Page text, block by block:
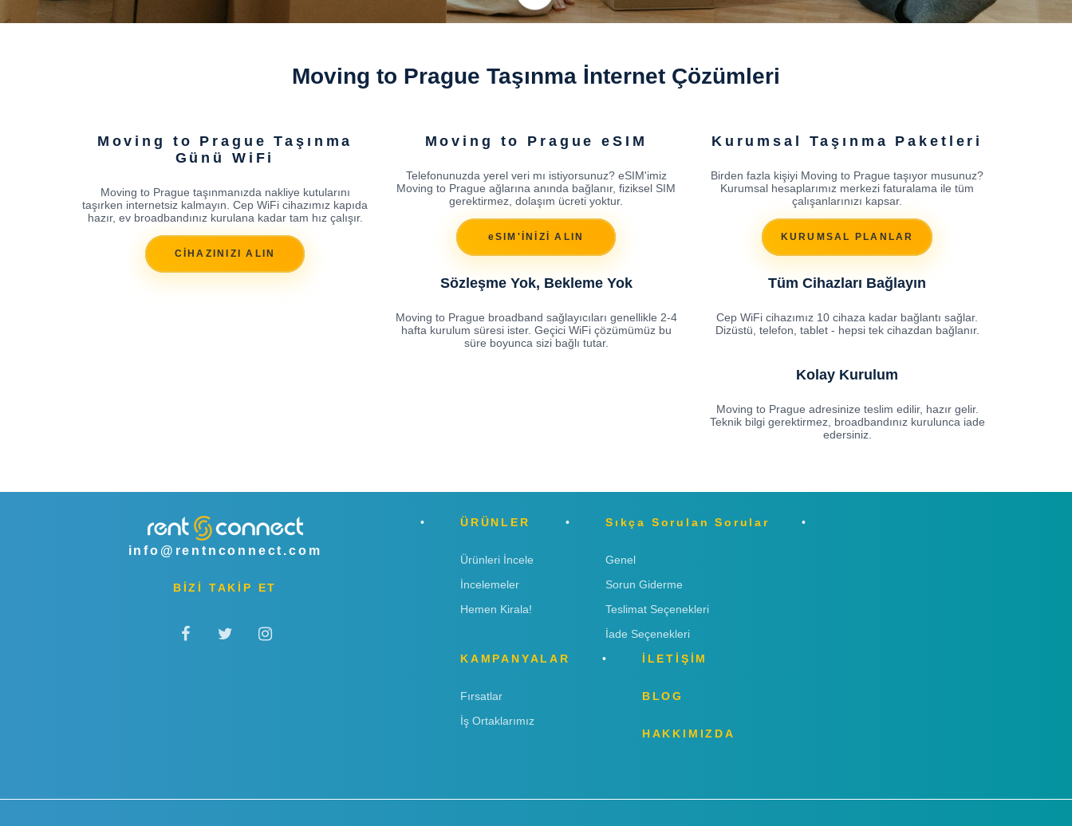
Moving to Prague Taşınma İnternet Çözümleri
Moving to Prague Taşınma
Günü WiFi
Moving to Prague taşınmanızda nakliye kutularını
taşırken internetsiz kalmayın. Cep WiFi cihazımız kapıda
hazır, ev broadbandınız kurulana kadar tam hız çalışır.
CİHAZINIZI ALIN
Moving to Prague eSIM
Telefonunuzda yerel veri mı istiyorsunuz? eSIM'imiz
Moving to Prague ağlarına anında bağlanır, fiziksel SIM
gerektirmez, dolaşım ücreti yoktur.
eSIM'İNİZİ ALIN
Kurumsal Taşınma Paketleri
Birden fazla kişiyi Moving to Prague taşıyor musunuz?
Kurumsal hesaplarımız merkezi faturalama ile tüm
çalışanlarınızı kapsar.
KURUMSAL PLANLAR
Sözleşme Yok, Bekleme Yok
Moving to Prague broadband sağlayıcıları genellikle 2-4
hafta kurulum süresi ister. Geçici WiFi çözümümüz bu
süre boyunca sizi bağlı tutar.
Tüm Cihazları Bağlayın
Cep WiFi cihazımız 10 cihaza kadar bağlantı sağlar.
Dizüstü, telefon, tablet - hepsi tek cihazdan bağlanır.
Kolay Kurulum
Moving to Prague adresinize teslim edilir, hazır gelir.
Teknik bilgi gerektirmez, broadbandınız kurulunca iade
edersiniz.
info@rentnconnect.com
BİZİ TAKİP ET
ÜRÜNLER
Ürünleri İncele
İncelemeler
Hemen Kirala!
Sıkça Sorulan Sorular
Genel
Sorun Giderme
Teslimat Seçenekleri
İade Seçenekleri
KAMPANYALAR
Fırsatlar
İş Ortaklarımız
İLETİŞİM
BLOG
HAKKIMIZDA